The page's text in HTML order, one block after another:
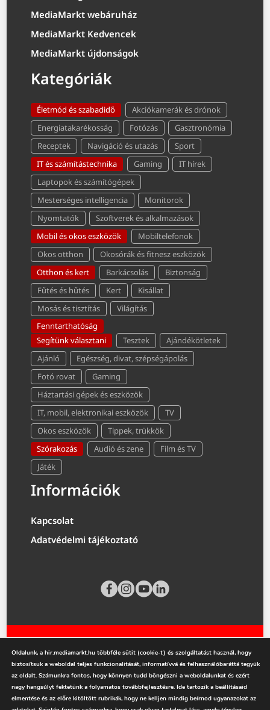
MediaMarkt webáruház
MediaMarkt Kedvencek
MediaMarkt újdonságok
Kategóriák
Életmód és szabadidő
Akciókamerák és drónok
Energiatakarékosság
Fotózás
Gasztronómia
Receptek
Navigáció és utazás
Sport
IT és számítástechnika
Gaming
IT hírek
Laptopok és számítógépek
Mesterséges intelligencia
Monitorok
Nyomtatók
Szoftverek és alkalmazások
Mobil és okos eszközök
Mobiltelefonok
Okos otthon
Okosórák és fitnesz eszközök
Otthon és kert
Barkácsolás
Biztonság
Fűtés és hűtés
Kert
Kisállat
Mosás és tisztítás
Világítás
Fenntarthatóság
Segítünk választani
Tesztek
Ajándékötletek
Ajánló
Egészség, divat, szépségápolás
Fotó rovat
Gaming
Háztartási gépek és eszközök
IT, mobil, elektronikai eszközök
TV
Okos eszközök
Tippek, trükkök
Szórakozás
Audió és zene
Film és TV
Játék
Információk
Kapcsolat
Adatvédelmi tájékoztató
mediamarkt.hu
Oldalunk, a hir.mediamarkt.hu többféle sütit (cookie-t) és szolgáltatást használ, hogy
biztosítsuk a weboldal teljes funkcionalitását, informatívvá és felhasználóbaráttá tegyük
az oldalt. Számunkra fontos, hogy könnyen tudd böngészni a weboldalunkat és ezért
nagy hangsúlyt fektetünk a folyamatos továbbfejlesztésre. Ide tartozik a beállításaid
elmentése és az előre kitöltött rubrikák, hogy ne kelljen mindig beírnod ugyanazokat az